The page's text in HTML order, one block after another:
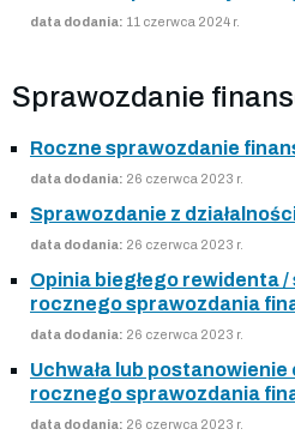
data dodania: 11 czerwca 2024 r.
Sprawozdanie
Roczne sprawozdanie
data dodania: 26 czerwca 2023 r.
Sprawozdanie z
data dodania: 26 czerwca 2023 r.
Opinia biegłego rewidenta
rocznego sprawozdania
data dodania: 26 czerwca 2023 r.
Uchwała lub
rocznego sprawozdania
data dodania: 26 czerwca 2023 r.